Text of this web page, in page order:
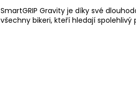
SmartGRIP Gravity je díky své
všechny bikeri, kteří hledají